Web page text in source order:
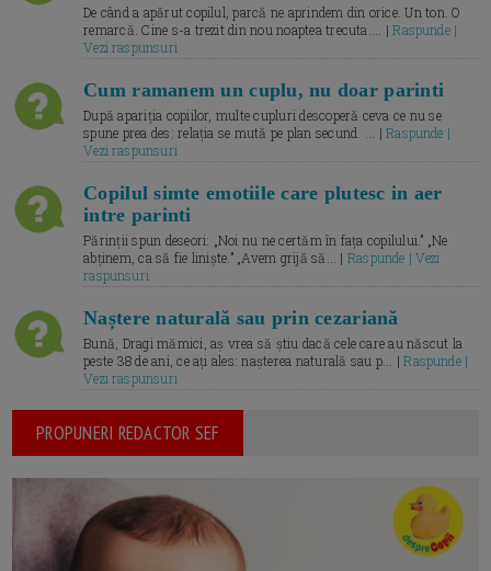
De când a apărut copilul, parcă ne aprindem din orice. Un ton. O
remarcă. Cine s-a trezit din nou noaptea trecuta.... |Raspunde |
Vezi raspunsuri
Cum ramanem un cuplu, nu doar parinti
După apariția copiilor, multe cupluri descoperă ceva ce nu se
spune prea des: relația se mută pe plan secund. ... |Raspunde |
Vezi raspunsuri
Copilul simte emotiile care plutesc in aer
intre parinti
Părinții spun deseori: „Noi nu ne certăm în fața copilului.” „Ne
abținem, ca să fie liniște.” „Avem grijă să... | Raspunde | Vezi
raspunsuri
Naștere naturală sau prin cezariană
Bună, Dragi mămici, aș vrea să știu dacă cele care au născut la
peste 38 de ani, ce ați ales: nașterea naturală sau p... |Raspunde |
Vezi raspunsuri
PROPUNERI REDACTOR SEF